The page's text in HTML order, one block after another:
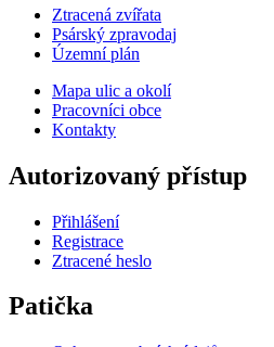
Ztracená zvířata
Psárský zpravodaj
Územní plán
Mapa ulic a okolí
Pracovníci obce
Kontakty
Autorizovaný přístup
Přihlášení
Registrace
Ztracené heslo
Patička